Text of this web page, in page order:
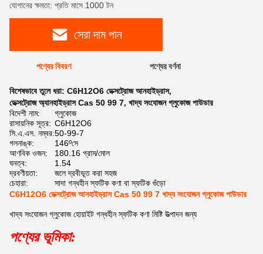
যোগানের ক্ষমতা: প্রতি মাসে 1000 টন
সেরা দাম পান
পণ্যের বিবরণ পণ্যের বর্ণনা
বিশেষভাবে তুলে ধরা: C6H12O6 ডেক্সট্রোজ আনহাইড্রাস,
ডেক্সট্রোজ অ্যানহাইড্রাস Cas 50 99 7, খাদ্য সংযোজন গ্লুকোজ পাউডার
বিদেশী নাম:
গ্লুকোজ
রাসায়নিক সূত্র: C6H12O6
সি.এ.এস. নম্বর:50-99-7
গলনাঙ্ক:
146ºসে
আণবিক ওজন:
180.16 গ্রাম/মোল
ঘনত্ব:
1.54
দ্রবণীয়তা:
জলে দ্রবীভূত করা সহজ
চেহারা:
সাদা গন্ধহীন স্ফটিক কণা বা স্ফটিক গুঁড়ো
C6H12O6 ডেক্সট্রোজ আনহাইড্রাস Cas 50 99 7 খাদ্য সংযোজন গ্লুকোজ পাউডার
খাদ্য সংযোজন গ্লুকোজ হোয়াইট গন্ধহীন স্ফটিক কণা মিষ্টি উত্পাদন জন্য
পণ্যের ভূমিকা: